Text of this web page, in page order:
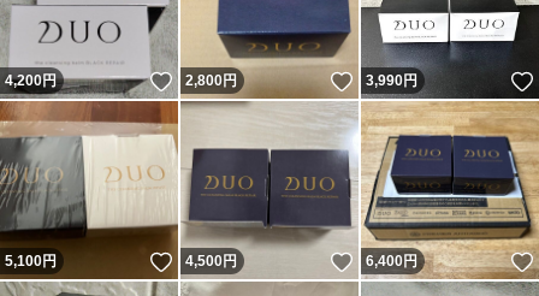
4,200円 いいね！
2,800円 いいね！
3,990円
5,100円 いいね！
4,500円 いいね！
6,400円